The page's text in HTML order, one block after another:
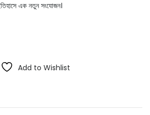
এক নতুন সংযোজন।
Add to Wishlist